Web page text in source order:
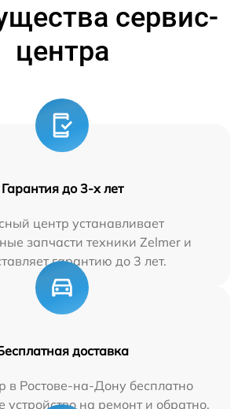
сервис-
центра
Гарантия до 3-х лет
центр устанавливает
запчасти техники Zelmer и
гарантию до 3 лет.
доставка
в Ростове-на-Дону бесплатно
устройство на ремонт и обратно.